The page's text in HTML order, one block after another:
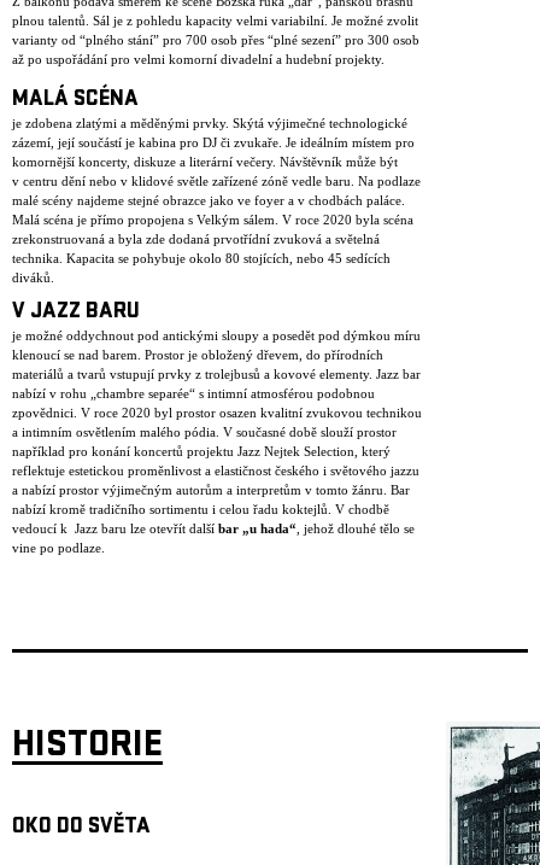
plnou talentů. Sál je z pohledu kapacity velmi variabilní. Je možné zvolit
varianty od “plného stání” pro 700 osob přes “plné sezení” pro 300 osob
až po uspořádání pro velmi komorní divadelní a hudební projekty.
MALÁ SCÉNA
je zdobena zlatými a měděnými prvky. Skýtá výjimečné technologické
zázemí, její součástí je kabina pro DJ či zvukaře. Je ideálním místem pro
komornější koncerty, diskuze a literární večery. Návštěvník může být
v centru dění nebo v klidové světle zařízené zóně vedle baru. Na podlaze
malé scény najdeme stejné obrazce jako ve foyer a v chodbách paláce.
Malá scéna je přímo propojena s Velkým sálem. V roce 2020 byla scéna
zrekonstruovaná a byla zde dodaná prvotřídní zvuková a světelná
technika. Kapacita se pohybuje okolo 80 stojících, nebo 45 sedících
diváků.
V JAZZ BARU
je možné oddychnout pod antickými sloupy a posedět pod dýmkou míru
klenoucí se nad barem. Prostor je obložený dřevem, do přírodních
materiálů a tvarů vstupují prvky z trolejbusů a kovové elementy. Jazz bar
nabízí v rohu „chambre separée“ s intimní atmosférou podobnou
zpovědnici. V roce 2020 byl prostor osazen kvalitní zvukovou technikou
a intimním osvětlením malého pódia. V současné době slouží prostor
například pro konání koncertů projektu Jazz Nejtek Selection, který
reflektuje estetickou proměnlivost a elastičnost českého i světového jazzu
a nabízí prostor výjimečným autorům a interpretům v tomto žánru. Bar
nabízí kromě tradičního sortimentu i celou řadu koktejlů. V chodbě
vedoucí k Jazz baru lze otevřít další bar „u hada“ , jehož dlouhé tělo se
vine po podlaze.
HISTORIE
OKO DO SVĚTA